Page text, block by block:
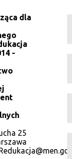
dla
-
25